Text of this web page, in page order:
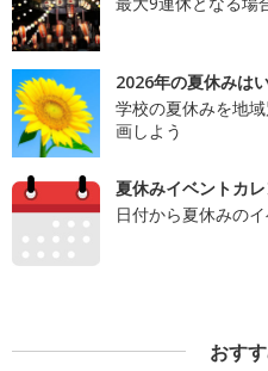
2026年の夏休みは
学校の夏休みを地
画しよう
夏休みイベントカ
日付から夏休みの
おす